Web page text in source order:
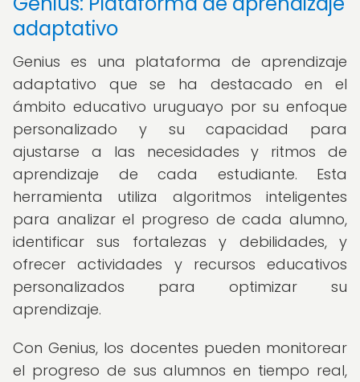
adaptativo
Genius es una plataforma de aprendizaje
adaptativo que se ha destacado en el
ámbito educativo uruguayo por su enfoque
personalizado y su capacidad para
ajustarse a las necesidades y ritmos de
aprendizaje de cada estudiante. Esta
herramienta utiliza algoritmos inteligentes
para analizar el progreso de cada alumno,
identificar sus fortalezas y debilidades, y
ofrecer actividades y recursos educativos
personalizados para optimizar su
aprendizaje.
Con Genius, los docentes pueden monitorear
el progreso de sus alumnos en tiempo real,